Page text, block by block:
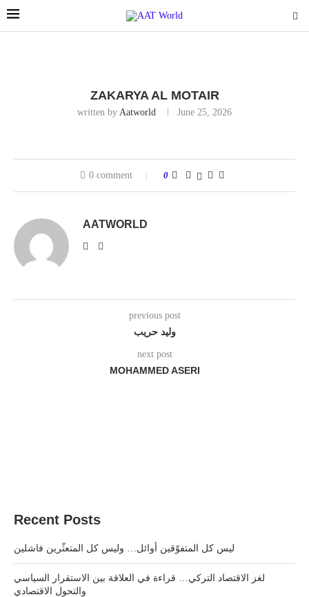
ZAKARYA AL MOTAIR
written by Aatworld June 25, 2026
0 comment 0
AATWORLD
previous post
وليد حريب
next post
MOHAMMED ASERI
Recent Posts
ليس كل المتفوّقين أوائل… وليس كل المتعثّرين فاشلين
لغز الاقتصاد التركي… قراءة في العلاقة بين الاستقرار السياسي
والتحول الاقتصادي